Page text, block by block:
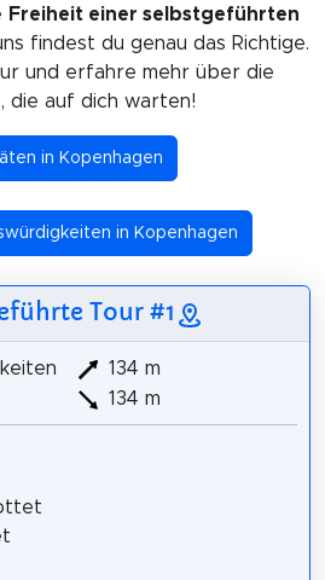
Freiheit einer selbstgeführten
findest du genau das Richtige.
und erfahre mehr über die
die auf dich warten!
in Kopenhagen
in Kopenhagen
Tour #1
134 m
134 m